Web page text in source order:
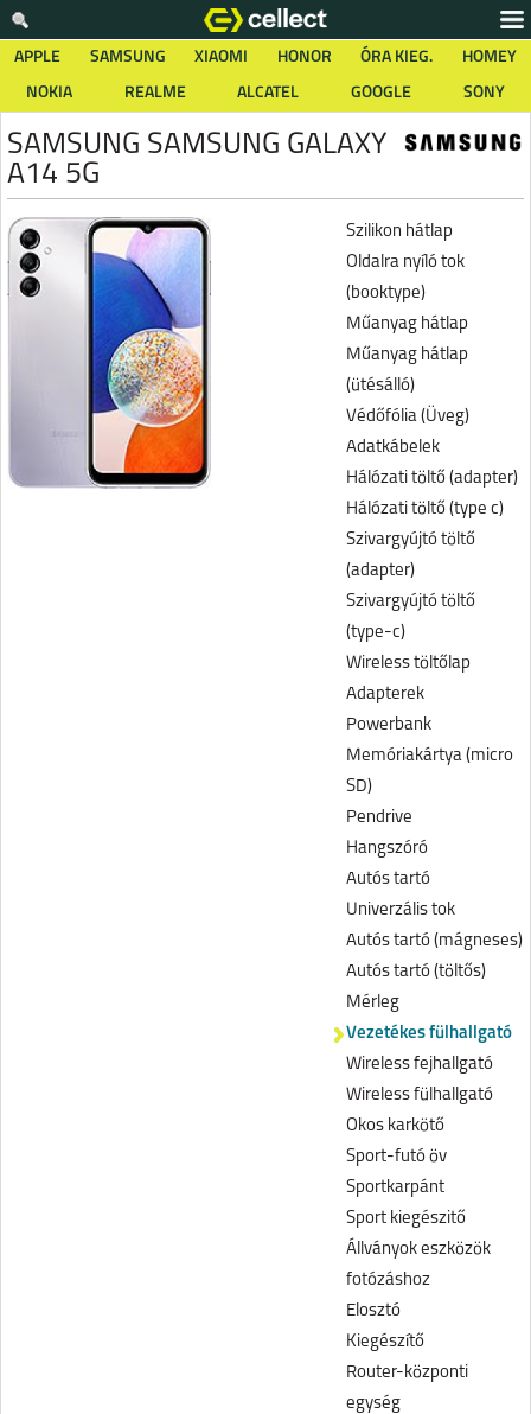
APPLE SAMSUNG XIAOMI HONOR ÓRA KIEG.
HOMEY
NOKIA
REALME ALCATEL GOOGLE SONY
SAMSUNG SAMSUNG GALAXY
A14 5G
Szilikon hátlap
Oldalra nyíló tok
(booktype)
Műanyag hátlap
Műanyag hátlap
(ütésálló)
Védőfólia (Üveg)
Adatkábelek
Hálózati töltő (adapter)
Hálózati töltő (type c)
Szivargyújtó töltő
(adapter)
Szivargyújtó töltő
(type-c)
Wireless töltőlap
Adapterek
Powerbank
Memóriakártya (micro
SD)
Pendrive
Hangszóró
Autós tartó
Univerzális tok
Autós tartó (mágneses)
Autós tartó (töltős)
Mérleg
Vezetékes fülhallgató
Wireless fejhallgató
Wireless fülhallgató
Okos karkötő
Sport-futó öv
Sportkarpánt
Sport kiegészitő
Állványok eszközök
fotózáshoz
Elosztó
Kiegészítő
Router-központi
egység